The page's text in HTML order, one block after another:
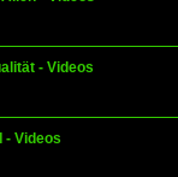
- Videos
- Videos